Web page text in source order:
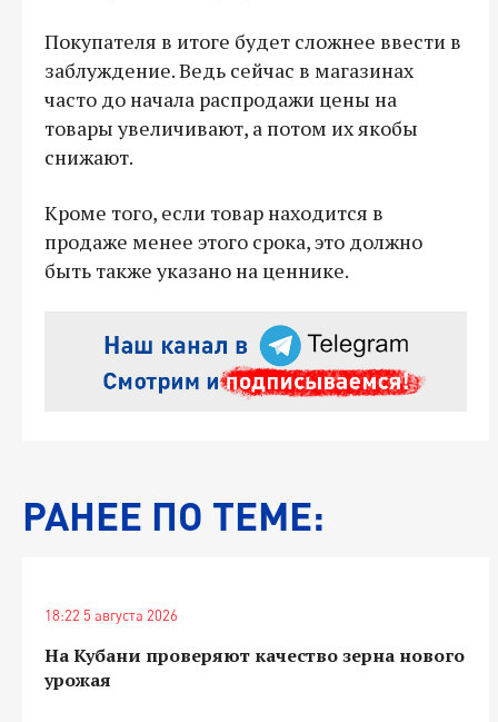
Покупателя в итоге будет сложнее ввести в
заблуждение. Ведь сейчас в магазинах
часто до начала распродажи цены на
товары увеличивают, а потом их якобы
снижают.
Кроме того, если товар находится в
продаже менее этого срока, это должно
быть также указано на ценнике.
РАНЕЕ ПО ТЕМЕ:
18:22 5 августа 2026
На Кубани проверяют качество зерна нового
урожая